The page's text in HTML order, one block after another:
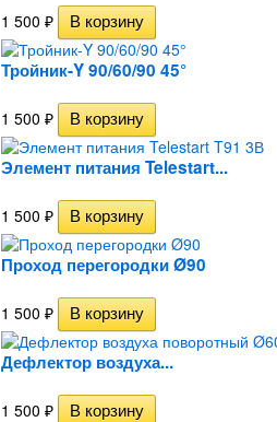
1 500 ₽
Тройник-Y 90/60/90 45°
1 500 ₽
Элемент питания Telestart...
1 500 ₽
Проход перегородки Ø90
1 500 ₽
Дефлектор воздуха...
1 500 ₽